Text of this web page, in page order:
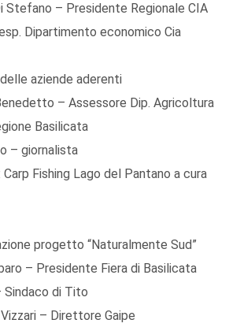
Stefano – Presidente Regionale CIA
Dipartimento economico Cia
aziende aderenti
– Assessore Dip. Agricoltura
Basilicata
– giornalista
Fishing Lago del Pantano a cura
progetto “Naturalmente Sud”
– Presidente Fiera di Basilicata
Sindaco di Tito
– Direttore Gaipe